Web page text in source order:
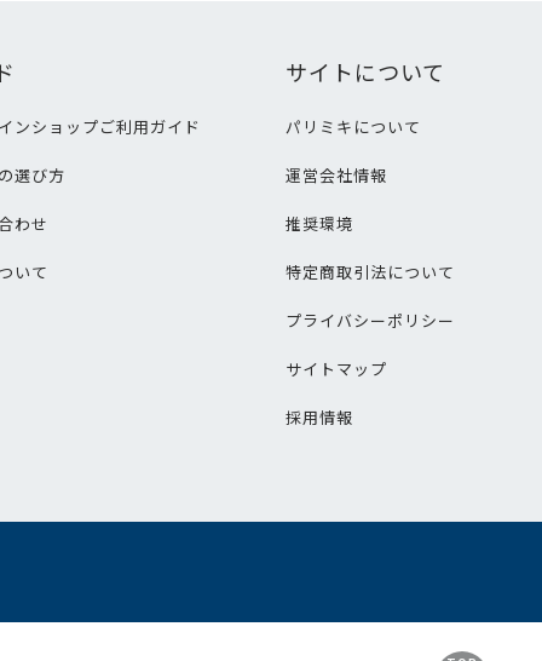
ンショップご利用ガイド
選び方
わせ
いて
サイトについて
パリミキについて
運営会社情報
推奨環境
特定商取引法について
プライバシーポリシー
サイトマップ
採用情報